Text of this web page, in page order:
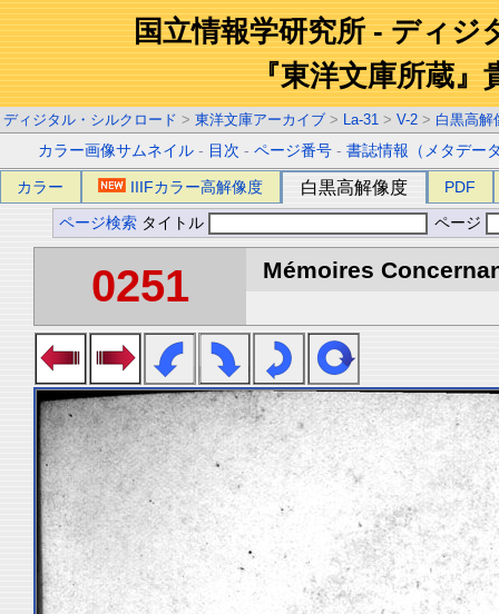
国立情報学研究所 - ディジ
『東洋文庫所蔵』
ディジタル・シルクロード > 東洋文庫アーカイブ > La-31 > V-2 > 白黒高解
カラー画像サムネイル - 目次 -ページ番号 -書誌情報（メタデー
カラー IIIFカラー高解像度 白黒高解像度 PDF
ページ検索 タイトル ページ
0251 Mémoires